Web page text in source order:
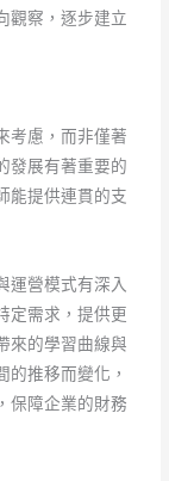
觀察，逐步建立
考慮，而非僅著
發展有著重要的
能提供連貫的支
運營模式有深入
定需求，提供更
來的學習曲線與
的推移而變化，
保障企業的財務